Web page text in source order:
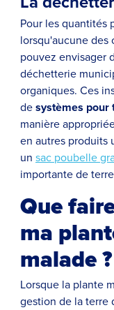
Pour les quantités
lorsqu'aucune des
pouvez envisager
déchetterie
organiques. Ces
de systèmes pour
manière
en autres produits
un sac poubelle
importante de
Que
ma
malade ?
Lorsque la plante
gestion de la terre